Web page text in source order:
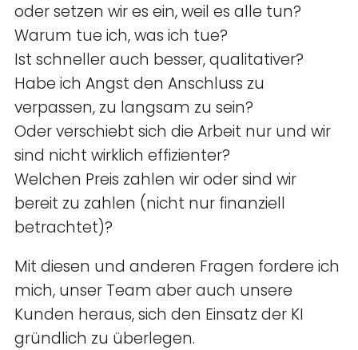
oder setzen wir es ein, weil es alle tun?
Warum tue ich, was ich tue?
Ist schneller auch besser, qualitativer?
Habe ich Angst den Anschluss zu
verpassen, zu langsam zu sein?
Oder verschiebt sich die Arbeit nur und wir
sind nicht wirklich effizienter?
Welchen Preis zahlen wir oder sind wir
bereit zu zahlen (nicht nur finanziell
betrachtet)?
Mit diesen und anderen Fragen fordere ich
mich, unser Team aber auch unsere
Kunden heraus, sich den Einsatz der KI
gründlich zu überlegen.